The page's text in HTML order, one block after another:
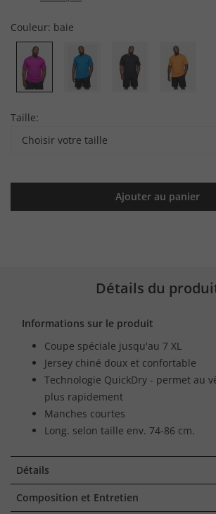
Couleur: baie
Taille:
Choisir votre taille
Ajouter au panier
Détails du
Informations sur le produit
Coupe spéciale jusqu'au 7 XL
Jersey chiné doux et confortable
Technologie QuickDry - permet au
plus rapidement
Manches courtes
Long. selon taille env. 74-86 cm.
Détails
Composition et Entretien